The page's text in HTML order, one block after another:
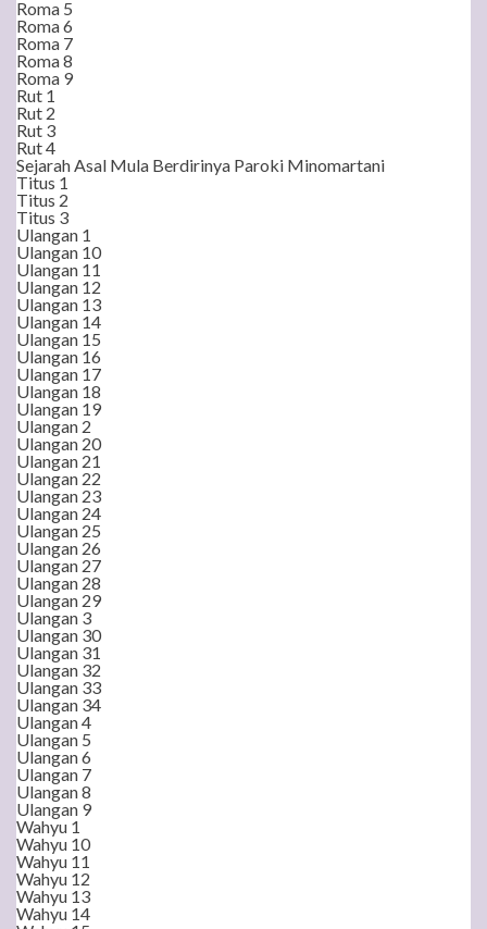
Roma 5
Roma 6
Roma 7
Roma 8
Roma 9
Rut 1
Rut 2
Rut 3
Rut 4
Sejarah Asal Mula Berdirinya Paroki Minomartani
Titus 1
Titus 2
Titus 3
Ulangan 1
Ulangan 10
Ulangan 11
Ulangan 12
Ulangan 13
Ulangan 14
Ulangan 15
Ulangan 16
Ulangan 17
Ulangan 18
Ulangan 19
Ulangan 2
Ulangan 20
Ulangan 21
Ulangan 22
Ulangan 23
Ulangan 24
Ulangan 25
Ulangan 26
Ulangan 27
Ulangan 28
Ulangan 29
Ulangan 3
Ulangan 30
Ulangan 31
Ulangan 32
Ulangan 33
Ulangan 34
Ulangan 4
Ulangan 5
Ulangan 6
Ulangan 7
Ulangan 8
Ulangan 9
Wahyu 1
Wahyu 10
Wahyu 11
Wahyu 12
Wahyu 13
Wahyu 14